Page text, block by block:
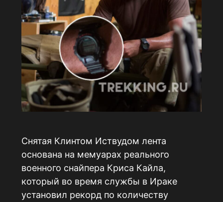
Снятая Клинтом Иствудом лента
основана на мемуарах реального
военного снайпера Криса Кайла,
который во время службы в Ираке
установил рекорд по количеству